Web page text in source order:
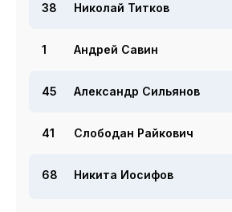
38 Николай Титков
1 Андрей Савин
45 Александр Сильянов
41 Слободан Райкович
68 Никита Иосифов